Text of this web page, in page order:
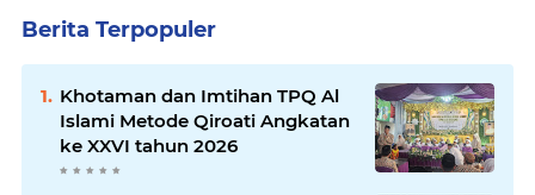
Berita Terpopuler
Khotaman dan Imtihan TPQ Al
Islami Metode Qiroati Angkatan
ke XXVI tahun 2026